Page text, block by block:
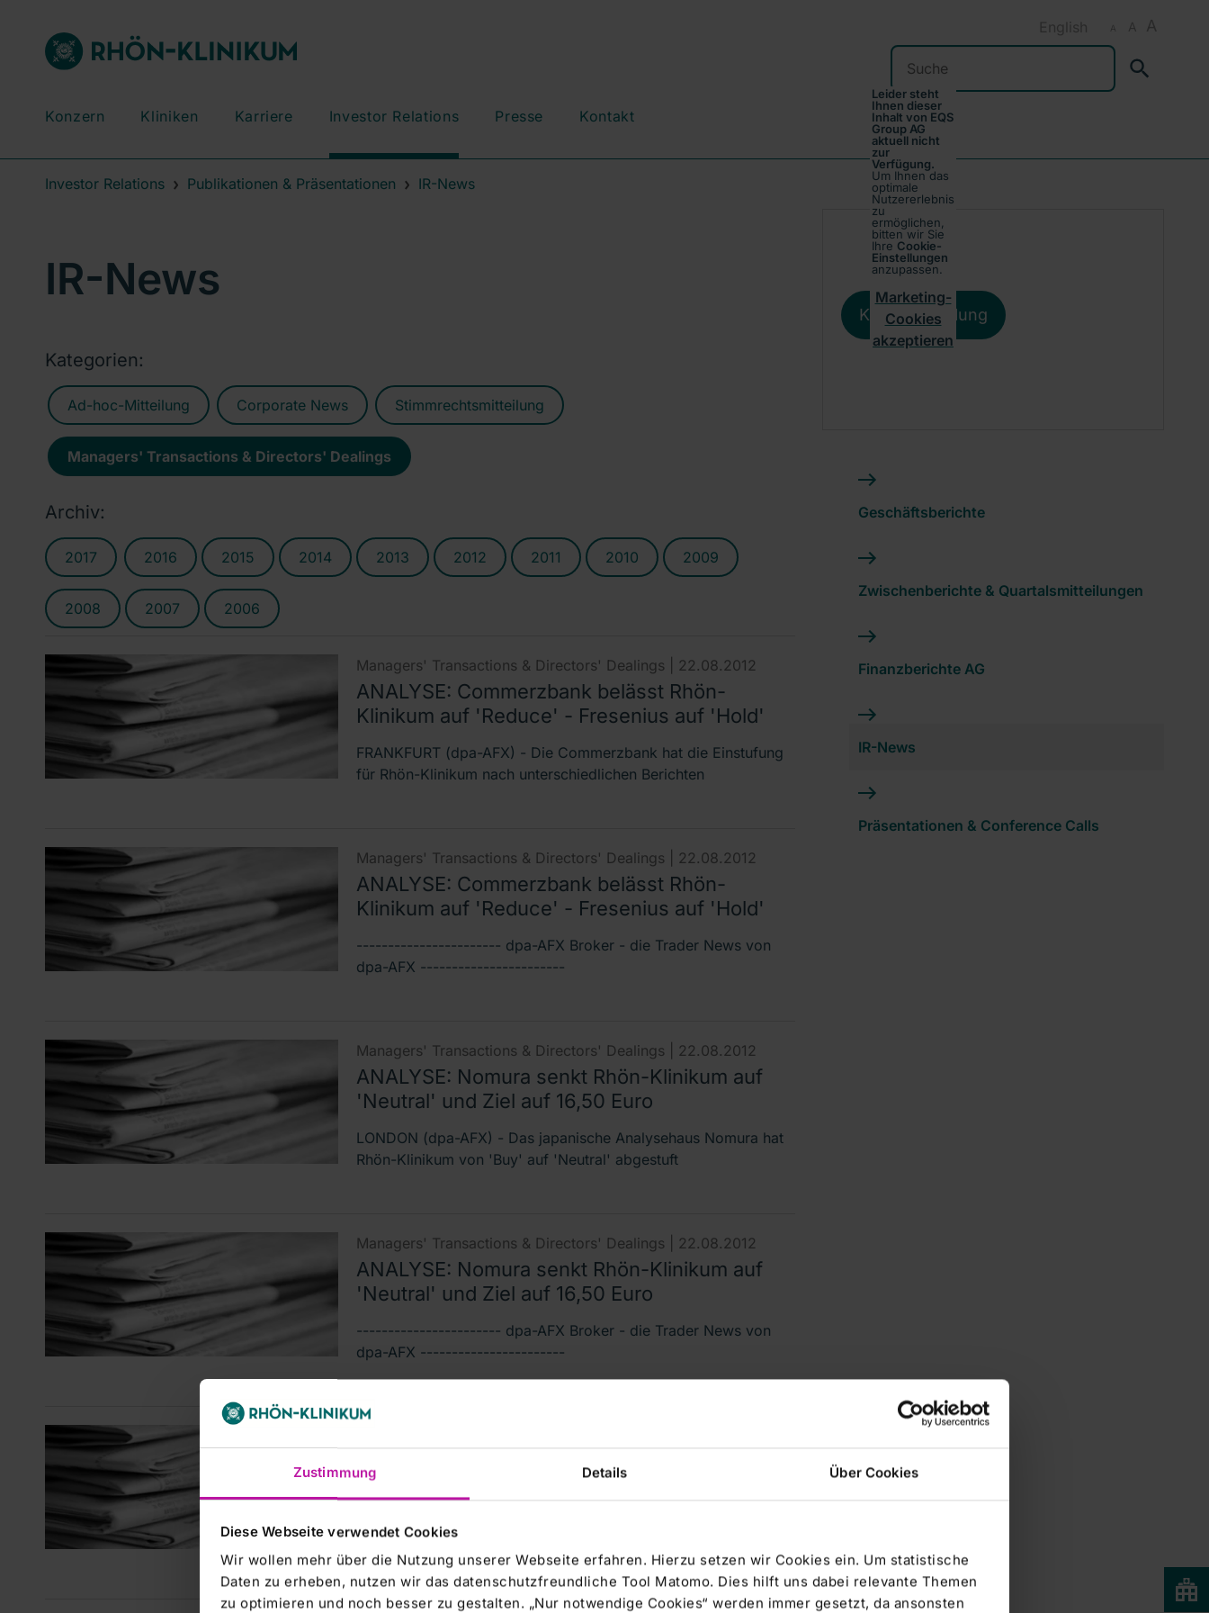
Zustimmung Details Über Cookies
Diese Webseite verwendet Cookies
Wir wollen mehr über die Nutzung unserer Webseite erfahren. Hierzu setzen wir Cookies ein. Um statistische
Daten zu erheben, nutzen wir das datenschutzfreundliche Tool Matomo. Dies hilft uns dabei relevante Themen
zu optimieren und noch besser zu gestalten. „Nur notwendige Cookies“ werden immer gesetzt, da ansonsten
A A A
English
Suchen
Konzern Kliniken Karriere Investor Relations Presse Kontakt
Investor Relations Publikationen & Präsentationen IR-News
IR-News
Kategorien:
Ad-hoc-Mitteilung Corporate News Stimmrechtsmitteilung
Managers' Transactions & Directors' Dealings
Archiv:
2017 2016 2015 2014 2013 2012 2011 2010 2009
2008 2007 2006
Managers' Transactions & Directors' Dealings | 22.08.2012
ANALYSE: Commerzbank belässt Rhön-
Klinikum auf 'Reduce' - Fresenius auf 'Hold'
FRANKFURT (dpa-AFX) - Die Commerzbank hat die Einstufung
für Rhön-Klinikum nach unterschiedlichen Berichten
Managers' Transactions & Directors' Dealings | 22.08.2012
ANALYSE: Commerzbank belässt Rhön-
Klinikum auf 'Reduce' - Fresenius auf 'Hold'
----------------------- dpa-AFX Broker - die Trader News von
dpa-AFX -----------------------
Managers' Transactions & Directors' Dealings | 22.08.2012
ANALYSE: Nomura senkt Rhön-Klinikum auf
'Neutral' und Ziel auf 16,50 Euro
LONDON (dpa-AFX) - Das japanische Analysehaus Nomura hat
Rhön-Klinikum von 'Buy' auf 'Neutral' abgestuft
Managers' Transactions & Directors' Dealings | 22.08.2012
ANALYSE: Nomura senkt Rhön-Klinikum auf
'Neutral' und Ziel auf 16,50 Euro
----------------------- dpa-AFX Broker - die Trader News von
dpa-AFX -----------------------
ANALYSE-FLASH: Nomura senkt Rhön-
Klinikum auf 'Neutral' und Ziel auf 16,50 Euro
dpa-AFX Broker - die Trader News von dpa-AFX ----------------
Leider steht
Ihnen dieser
Inhalt von EQS
Group AG
aktuell nicht
zur
Verfügung.
Um Ihnen das
optimale
Nutzererlebnis
zu
ermöglichen,
bitten wir Sie
Ihre Cookie-
Einstellungen
anzupassen.
Marketing-
Cookies
akzeptieren
Kursentwicklung
Geschäftsberichte
Zwischenberichte & Quartalsmitteilungen
Finanzberichte AG
IR-News
Präsentationen & Conference Calls